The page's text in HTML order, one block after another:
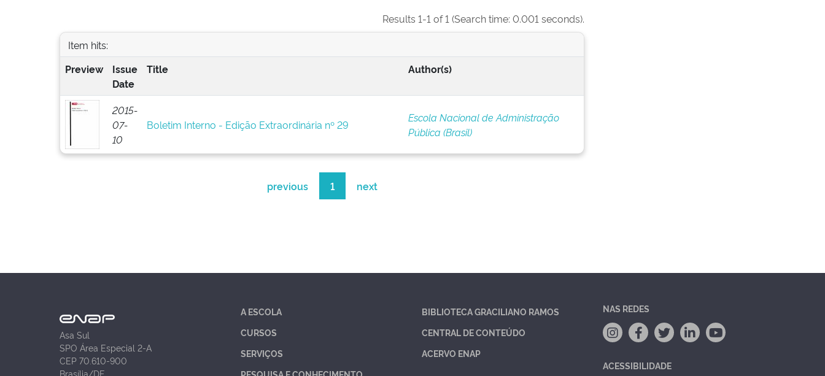
Results 1-1 of 1 (Search time: 0.001 seconds).
Item hits:
Preview
Issue
Date
Title Author(s)
2015-
07-
10
Boletim Interno - Edição Extraordinária nº 29
Escola Nacional de Administração
Pública (Brasil)
previous 1 next
Asa Sul
SPO Área Especial 2-A
CEP 70.610-900
Brasília/DF
A ESCOLA
CURSOS
SERVIÇOS
BIBLIOTECA GRACILIANO RAMOS
CENTRAL DE CONTEÚDO
ACERVO ENAP
NAS REDES
ACESSIBILIDADE